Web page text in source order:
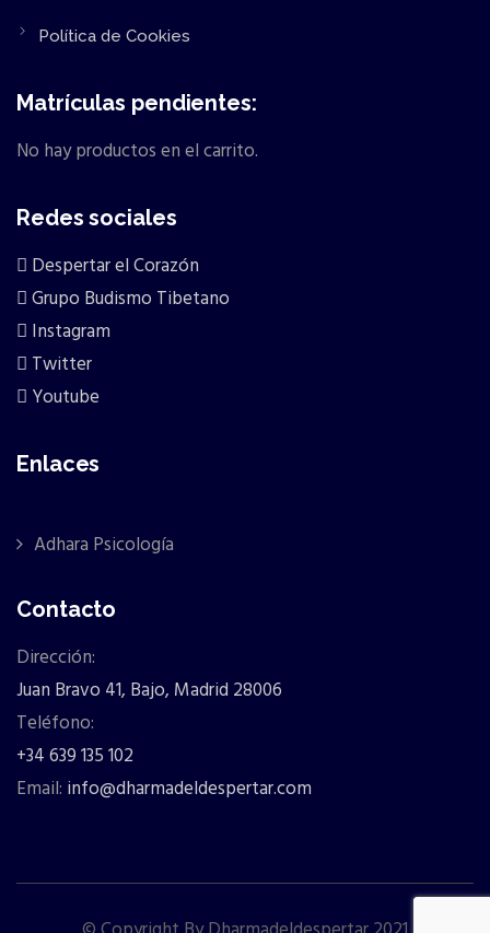
Política de Cookies
Matrículas pendientes:
No hay productos en el carrito.
Redes sociales
Despertar el Corazón
Grupo Budismo Tibetano
Instagram
Twitter
Youtube
Enlaces
Adhara Psicología
Contacto
Dirección:
Juan Bravo 41, Bajo, Madrid 28006
Teléfono:
+34 639 135 102
Email: info@dharmadeldespertar.com